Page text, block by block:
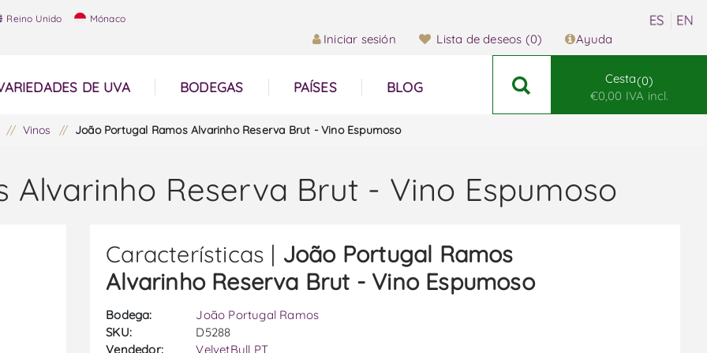
Reino Unido Mónaco
Iniciar sesión Lista de deseos (0) Ayuda
DE UVA BODEGAS PAÍSES BLOG
Cesta 0
€0,00 IVA incl.
/ Vinos / João Portugal Ramos Alvarinho Reserva Brut - Vino Espumoso
Reserva Brut - Vino Espumoso
Características | João Portugal Ramos
Alvarinho Reserva Brut - Vino Espumoso
Bodega:
João Portugal Ramos
SKU:
D5288
Vendedor:
VelvetBull PT